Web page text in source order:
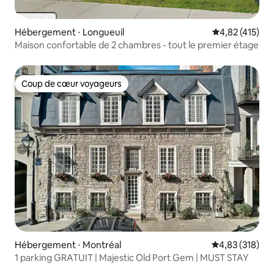
Hébergement ⋅ Longueuil Évaluation
4,82 (415)
Maison confortable de 2 chambres - tout le premier étage
Coup de cœur voyageurs
Coup de cœur voyageurs
Hébergement ⋅ Montréal Évaluation
4,83 (318)
1 parking GRATUIT | Majestic Old Port Gem | MUST STAY